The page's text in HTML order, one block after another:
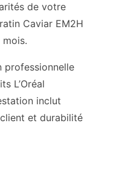
de votre
Caviar EM2H
professionnelle
L’Oréal
inclut
et durabilité